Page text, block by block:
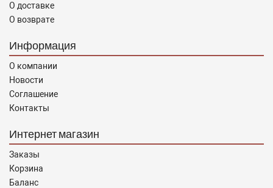
О доставке
О возврате
Информация
О компании
Новости
Соглашение
Контакты
Интернет магазин
Заказы
Корзина
Баланс